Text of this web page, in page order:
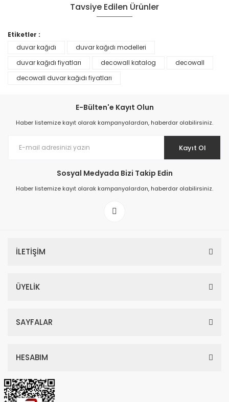
Tavsiye Edilen Ürünler
Prime ArtDECO Duvar Kağıdı Tutkalı 500 gr
149,00 TL
Etiketler :
duvar kağıdı
duvar kağıdı modelleri
duvar kağıdı fiyatları
decowall katalog
decowall
decowall duvar kağıdı fiyatları
E-Bülten'e Kayıt Olun
Haber listemize kayıt olarak kampanyalardan, haberdar olabilirsiniz.
Kayıt Ol
Sosyal Medyada Bizi Takip Edin
Haber listemize kayıt olarak kampanyalardan, haberdar olabilirsiniz.
İLETİŞİM
ÜYELİK
SAYFALAR
HESABIM